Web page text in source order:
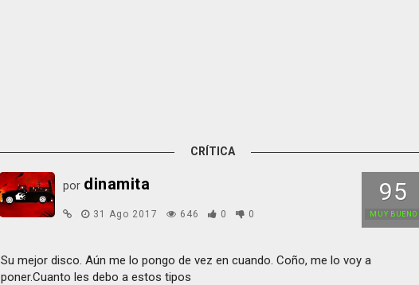
CRÍTICA
95
MUY BUENO
por dinamita
31 Ago 2017 646 0 0
Su mejor disco. Aún me lo pongo de vez en cuando. Coño, me lo voy a
poner.Cuanto les debo a estos tipos